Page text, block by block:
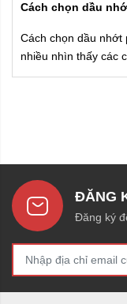
Cách chọn dầu
Cách chọn dầu
nhiều nhìn thấy các
ĐĂNG
Đăng ký